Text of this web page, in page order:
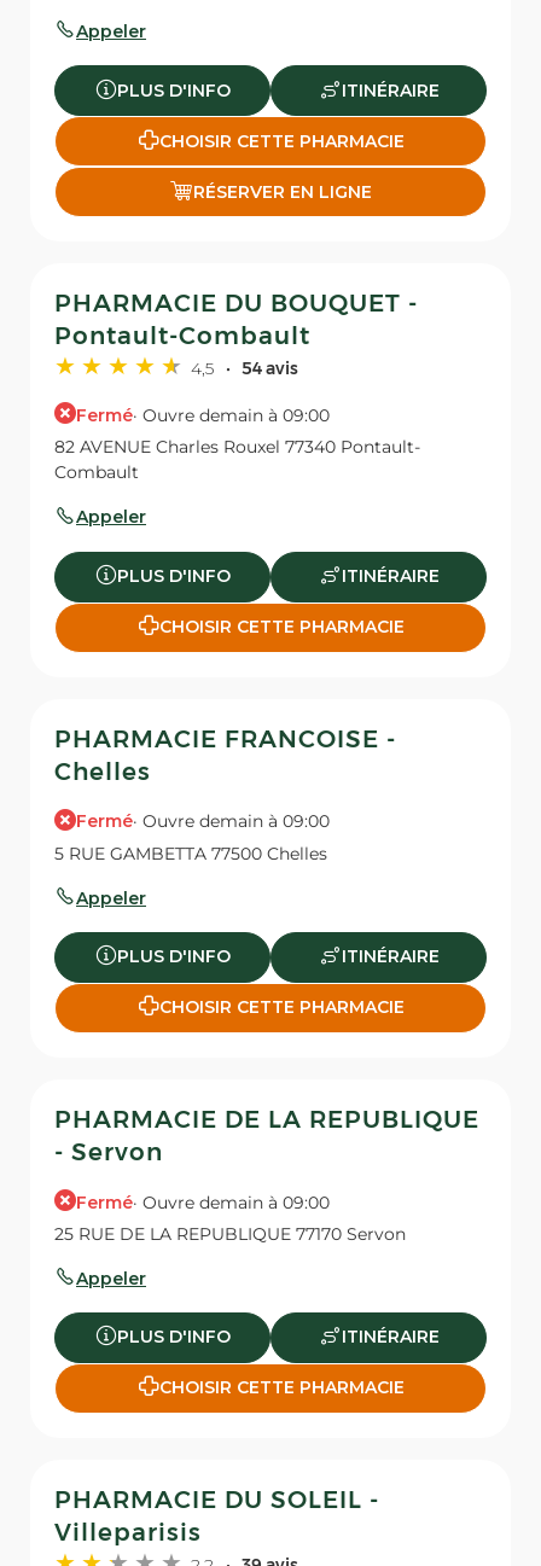
Appeler
PLUS D'INFO ITINÉRAIRE
CHOISIR CETTE PHARMACIE
RÉSERVER EN LIGNE
PHARMACIE DU BOUQUET -
Pontault-Combault
4,5 54 avis
Fermé· Ouvre demain à 09:00
82 AVENUE Charles Rouxel 77340 Pontault-
Combault
Appeler
PLUS D'INFO ITINÉRAIRE
CHOISIR CETTE PHARMACIE
PHARMACIE FRANCOISE -
Chelles
Fermé· Ouvre demain à 09:00
5 RUE GAMBETTA 77500 Chelles
Appeler
PLUS D'INFO ITINÉRAIRE
CHOISIR CETTE PHARMACIE
PHARMACIE DE LA REPUBLIQUE
- Servon
Fermé· Ouvre demain à 09:00
25 RUE DE LA REPUBLIQUE 77170 Servon
Appeler
PLUS D'INFO ITINÉRAIRE
CHOISIR CETTE PHARMACIE
PHARMACIE DU SOLEIL -
Villeparisis